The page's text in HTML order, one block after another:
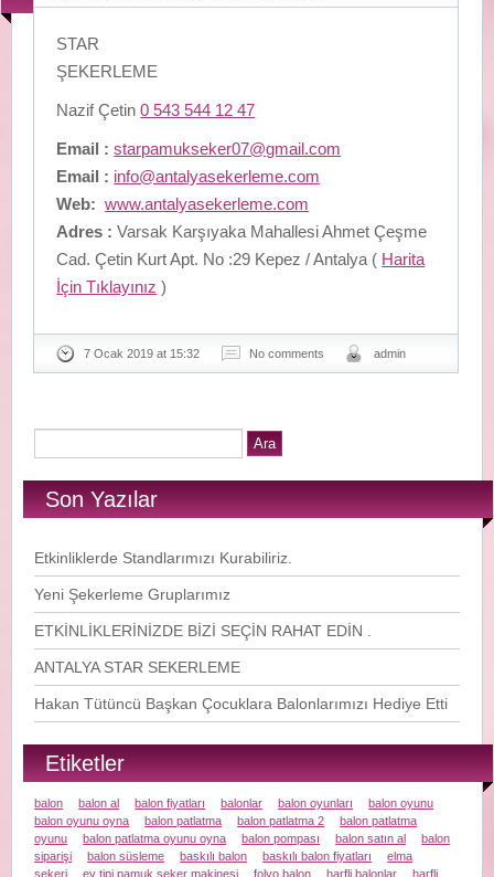
STAR
ŞEKERLEME
Nazif Çetin0 543 544 12 47
Email : starpamukseker07@gmail.com
Email : info@antalyasekerleme.com
Web: www.antalyasekerleme.com
Adres : Varsak Karşıyaka Mahallesi Ahmet Çeşme
Cad. Çetin Kurt Apt. No :29 Kepez / Antalya ( Harita
İçin Tıklayınız )
7 Ocak 2019 at 15:32 No comments admin
Son Yazılar
Etkinliklerde Standlarımızı Kurabiliriz.
Yeni Şekerleme Gruplarımız
ETKİNLİKLERİNİZDE BİZİ SEÇİN RAHAT EDİN .
ANTALYA STAR SEKERLEME
Hakan Tütüncü Başkan Çocuklara Balonlarımızı Hediye Etti
Etiketler
balon balon al balon fiyatları balonlar balon oyunları
balon oyunu
balon oyunu oyna
balon patlatma balon patlatma 2
balon patlatma
oyunu
balon patlatma oyunu oyna balon pompası balon satın al
balon
siparişi
balon süsleme baskılı balon baskılı balon fiyatları
elma
şekeri
ev tipi pamuk şeker makinesi folyo balon harfli balonlar harfli